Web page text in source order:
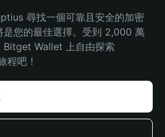
尋找一個可靠且安全的加密
您的最佳選擇。受到 2,000 萬
Bitget Wallet 上自由探索
程吧！